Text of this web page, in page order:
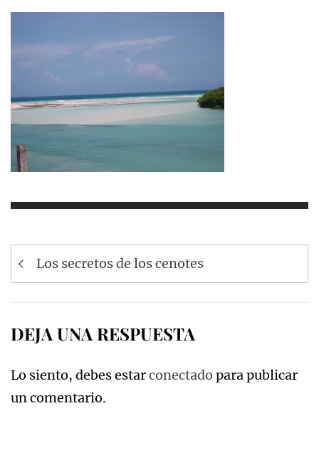
Navegación
de
Los secretos de los cenotes
DEJA UNA RESPUESTA
Lo siento, debes estarconectado para publicar
un comentario.